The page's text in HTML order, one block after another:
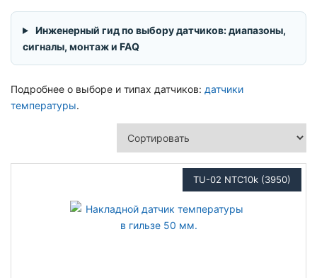
Инженерный гид по выбору датчиков: диапазоны,
сигналы, монтаж и FAQ
Подробнее о выборе и типах датчиков: датчики
температуры.
TU-02 NTC10k (3950)